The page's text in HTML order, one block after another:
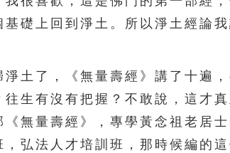
礎上回到淨土。所以淨土經論
了，《無量壽經》講了十遍，
生有沒有把握？不敢說，這才
無量壽經》，專學黃念祖老居
弘法人才培訓班，那時候編的